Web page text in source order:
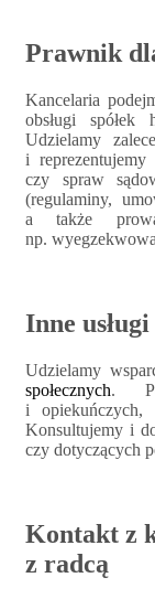
Prawnik
Kancelaria
obsługi spółek
Udzielamy
i
czy spraw
(regulaminy,
a także
np.
Inne
Udzielamy
społecznych.
i
Konsultujemy i
czy dotyczących
Kontakt z
z radcą